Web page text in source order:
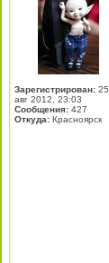
Зарегистрирован: 25
авг 2012, 23:03
Сообщения: 427
Откуда: Красноярск